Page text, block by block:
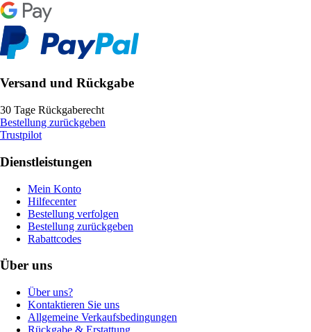
Versand und Rückgabe
30 Tage Rückgaberecht
Bestellung zurückgeben
Trustpilot
Dienstleistungen
Mein Konto
Hilfecenter
Bestellung verfolgen
Bestellung zurückgeben
Rabattcodes
Über uns
Über uns?
Kontaktieren Sie uns
Allgemeine Verkaufsbedingungen
Rückgabe & Erstattung